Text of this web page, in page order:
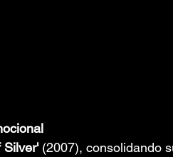
Silver' (2007), consolidando